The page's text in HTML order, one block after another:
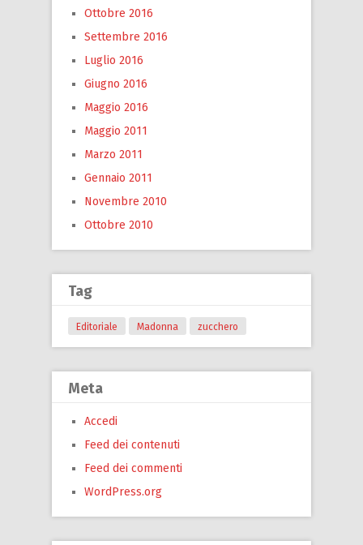
Ottobre 2016
Settembre 2016
Luglio 2016
Giugno 2016
Maggio 2016
Maggio 2011
Marzo 2011
Gennaio 2011
Novembre 2010
Ottobre 2010
Tag
Editoriale Madonna zucchero
Meta
Accedi
Feed dei contenuti
Feed dei commenti
WordPress.org